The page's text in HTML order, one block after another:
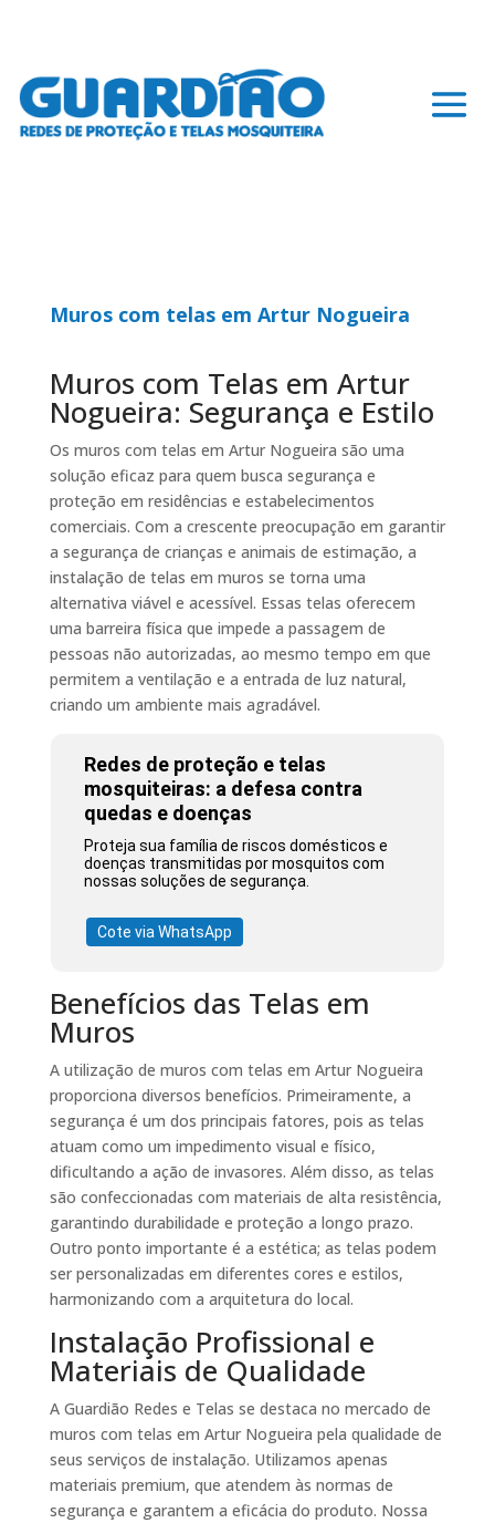
Muros com telas em Artur Nogueira
Muros com Telas em Artur
Nogueira: Segurança e Estilo
Os muros com telas em Artur Nogueira são uma
solução eficaz para quem busca segurança e
proteção em residências e estabelecimentos
comerciais. Com a crescente preocupação em garantir
a segurança de crianças e animais de estimação, a
instalação de telas em muros se torna uma
alternativa viável e acessível. Essas telas oferecem
uma barreira física que impede a passagem de
pessoas não autorizadas, ao mesmo tempo em que
permitem a ventilação e a entrada de luz natural,
criando um ambiente mais agradável.
Redes de proteção e telas
mosquiteiras: a defesa contra
quedas e doenças
Proteja sua família de riscos domésticos e
doenças transmitidas por mosquitos com
nossas soluções de segurança.
Cote via WhatsApp
Benefícios das Telas em
Muros
A utilização de muros com telas em Artur Nogueira
proporciona diversos benefícios. Primeiramente, a
segurança é um dos principais fatores, pois as telas
atuam como um impedimento visual e físico,
dificultando a ação de invasores. Além disso, as telas
são confeccionadas com materiais de alta resistência,
garantindo durabilidade e proteção a longo prazo.
Outro ponto importante é a estética; as telas podem
ser personalizadas em diferentes cores e estilos,
harmonizando com a arquitetura do local.
Instalação Profissional e
Materiais de Qualidade
A Guardião Redes e Telas se destaca no mercado de
muros com telas em Artur Nogueira pela qualidade de
seus serviços de instalação. Utilizamos apenas
materiais premium, que atendem às normas de
segurança e garantem a eficácia do produto. Nossa